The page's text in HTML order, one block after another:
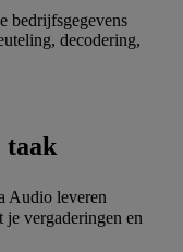
bedrijfsgegevens
decodering,
taak
Audio leveren
vergaderingen en